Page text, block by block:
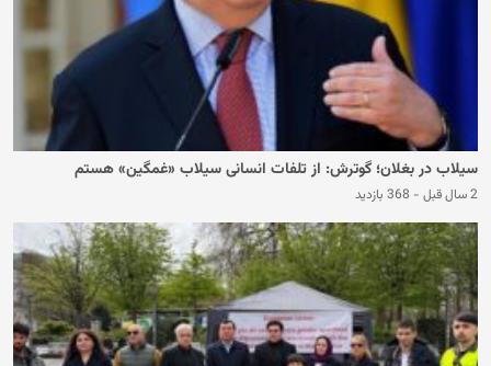
سیلاب در بغلان؛ گوترش: از تلفات انسانی سیلاب «غمگین» هستم
2 سال قبل - 368 بازدید